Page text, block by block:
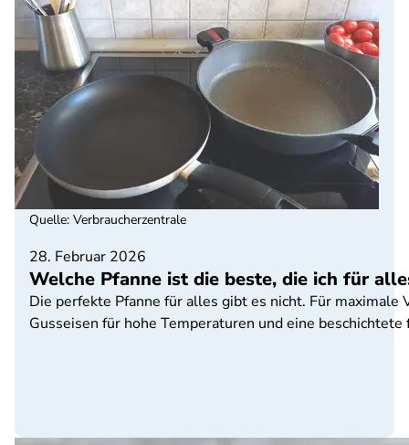
28. Februar 2026
Welche Pfanne ist die beste, die ich für
Die perfekte Pfanne für alles gibt es nicht. Für
Gusseisen für hohe Temperaturen und eine
Quelle: Verbraucherzentrale